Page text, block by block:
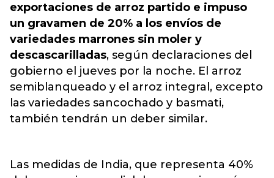
exportaciones de arroz partido e impuso
un gravamen de 20% a los envíos de
variedades marrones sin moler y
descascarilladas, según declaraciones del
gobierno el jueves por la noche. El arroz
semiblanqueado y el arroz integral, excepto
las variedades sancochado y basmati,
también tendrán un deber similar.
Las medidas de India, que representa 40%